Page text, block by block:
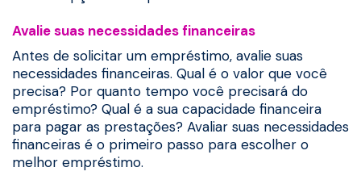
Avalie suas necessidades financeiras
Antes de solicitar um empréstimo, avalie suas
necessidades financeiras. Qual é o valor que você
precisa? Por quanto tempo você precisará do
empréstimo? Qual é a sua capacidade financeira
para pagar as prestações? Avaliar suas necessidades
financeiras é o primeiro passo para escolher o
melhor empréstimo.